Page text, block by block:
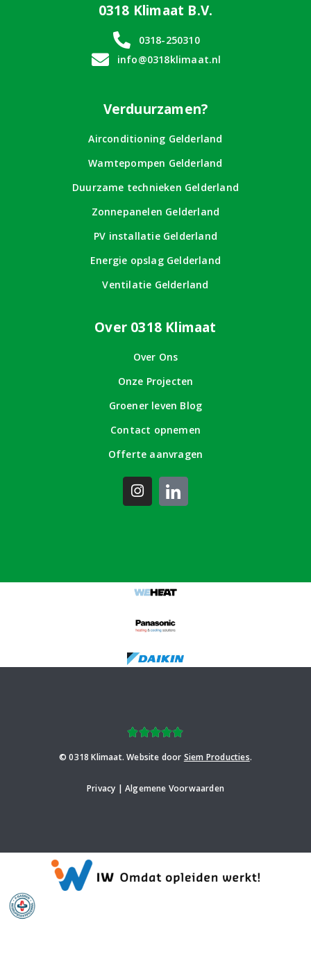
0318 Klimaat B.V.
0318-250310
info@0318klimaat.nl
Verduurzamen?
Airconditioning Gelderland
Wamtepompen Gelderland
Duurzame technieken Gelderland
Zonnepanelen Gelderland
PV installatie Gelderland
Energie opslag Gelderland
Ventilatie Gelderland
Over 0318 Klimaat
Over Ons
Onze Projecten
Groener leven Blog
Contact opnemen
Offerte aanvragen
© 0318 Klimaat. Website door Siem Producties.
Privacy | Algemene Voorwaarden